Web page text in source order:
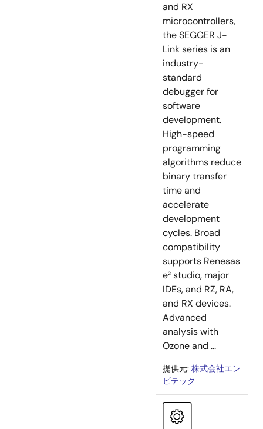
and RX
microcontrollers,
the SEGGER J-
Link series is an
industry-
standard
debugger for
software
development.
High-speed
programming
algorithms reduce
binary transfer
time and
accelerate
development
cycles. Broad
compatibility
supports Renesas
e² studio, major
IDEs, and RZ, RA,
and RX devices.
Advanced
analysis with
Ozone and ...
提供元: 株式会社エン
ビテック